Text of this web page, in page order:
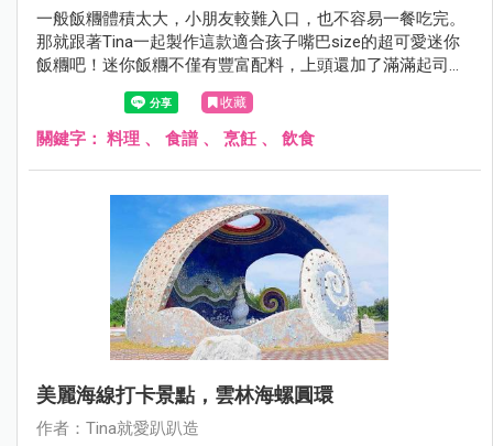
一般飯糰體積太大，小朋友較難入口，也不容易一餐吃完。
那就跟著Tina一起製作這款適合孩子嘴巴size的超可愛迷你
飯糰吧！迷你飯糰不僅有豐富配料，上頭還加了滿滿起司，
無論大人小孩吃起來都超級滿足，簡單的料理步驟也讓爸比
媽咪可以將美味輕鬆端上桌！
收藏
關鍵字： 料理 、 食譜 、 烹飪、 飲食
美麗海線打卡景點，雲林海螺圓環
作者：Tina就愛趴趴造